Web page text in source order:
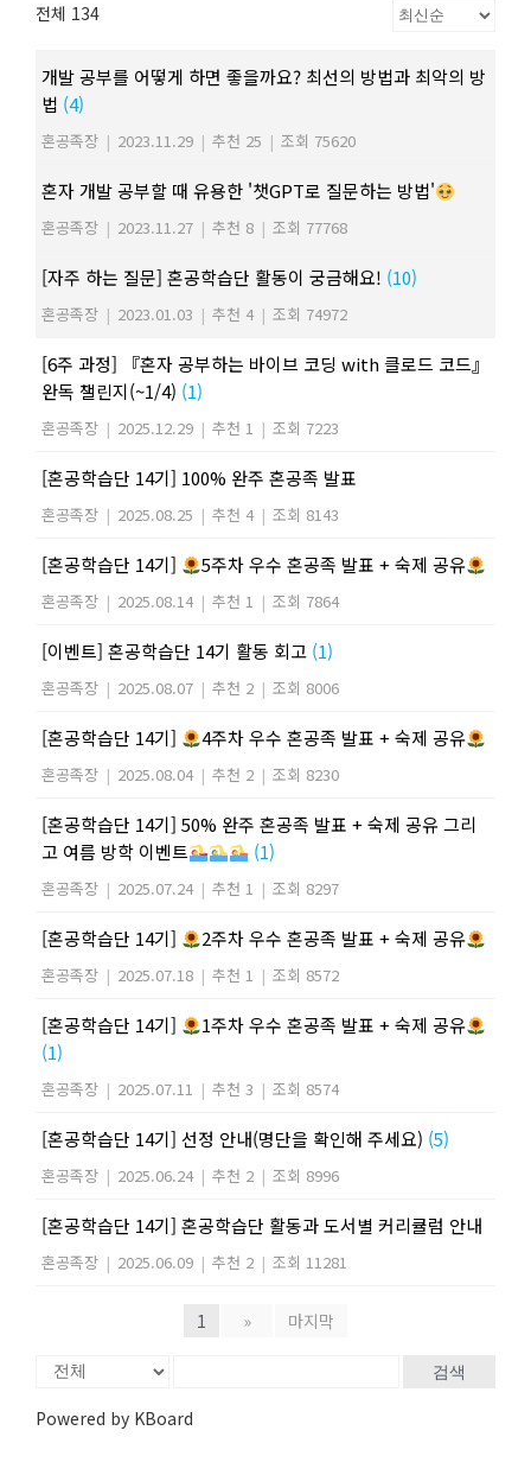
전체 134
개발 공부를 어떻게 하면 좋을까요? 최선의 방법과 최악의 방
법 (4)
혼공족장 | 2023.11.29 | 추천 25 | 조회 75620
혼자 개발 공부할 때 유용한 '챗GPT로 질문하는 방법'
혼공족장 | 2023.11.27 | 추천 8 | 조회 77768
[자주 하는 질문] 혼공학습단 활동이 궁금해요! (10)
혼공족장 | 2023.01.03 | 추천 4 | 조회 74972
[6주 과정] 『혼자 공부하는 바이브 코딩 with 클로드 코드』
완독 챌린지(~1/4) (1)
혼공족장 | 2025.12.29 | 추천 1 | 조회 7223
[혼공학습단 14기] 100% 완주 혼공족 발표
혼공족장 | 2025.08.25 | 추천 4 | 조회 8143
[혼공학습단 14기] 5주차 우수 혼공족 발표 + 숙제 공유
혼공족장 | 2025.08.14 | 추천 1 | 조회 7864
[이벤트] 혼공학습단 14기 활동 회고 (1)
혼공족장 | 2025.08.07 | 추천 2 | 조회 8006
[혼공학습단 14기] 4주차 우수 혼공족 발표 + 숙제 공유
혼공족장 | 2025.08.04 | 추천 2 | 조회 8230
[혼공학습단 14기] 50% 완주 혼공족 발표 + 숙제 공유 그리
고 여름 방학 이벤트
(1)
혼공족장 | 2025.07.24 | 추천 1 | 조회 8297
[혼공학습단 14기] 2주차 우수 혼공족 발표 + 숙제 공유
혼공족장 | 2025.07.18 | 추천 1 | 조회 8572
[혼공학습단 14기]
1주차 우수 혼공족 발표 + 숙제 공유
(1)
혼공족장 | 2025.07.11 | 추천 3 | 조회 8574
[혼공학습단 14기] 선정 안내(명단을 확인해 주세요) (5)
혼공족장 | 2025.06.24 | 추천 2 | 조회 8996
[혼공학습단 14기] 혼공학습단 활동과 도서별 커리큘럼 안내
혼공족장 | 2025.06.09 | 추천 2 | 조회 11281
1 » 마지막
검색
Powered by KBoard